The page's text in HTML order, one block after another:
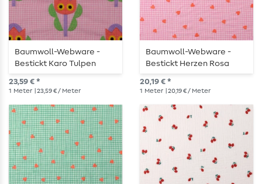
Baumwoll-Webware -
Bestickt Karo Tulpen
Rosa
23,59 € *
1 Meter | 23,59 € / Meter
Baumwoll-Webware -
Bestickt Herzen Rosa
20,19 € *
1 Meter | 20,19 € / Meter